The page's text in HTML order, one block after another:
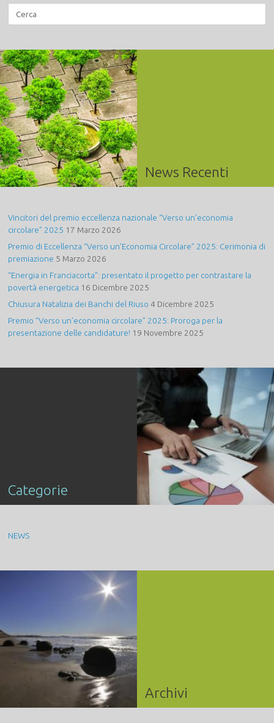
News Recenti
Vincitori del premio eccellenza nazionale “Verso un’economia
circolare” 2025 17 Marzo 2026
Premio di Eccellenza “Verso un’Economia Circolare” 2025: Cerimonia di
premiazione 5 Marzo 2026
“Energia in Franciacorta”: presentato il progetto per contrastare la
povertà energetica 16 Dicembre 2025
Chiusura Natalizia dei Banchi del Riuso 4 Dicembre 2025
Premio “Verso un’economia circolare” 2025: Proroga per la
presentazione delle candidature! 19 Novembre 2025
Categorie
NEWS
Archivi